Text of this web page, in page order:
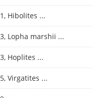
Hibolites ...
Lopha marshii ...
Hoplites ...
Virgatites ...